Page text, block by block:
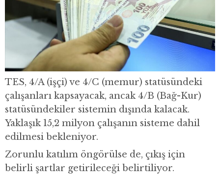
TES, 4/A (işçi) ve 4/C (memur) statüsündeki
çalışanları kapsayacak, ancak 4/B (Bağ-Kur)
statüsündekiler sistemin dışında kalacak.
Yaklaşık 15,2 milyon çalışanın sisteme dahil
edilmesi bekleniyor.
Zorunlu katılım öngörülse de, çıkış için
belirli şartlar getirileceği belirtiliyor.